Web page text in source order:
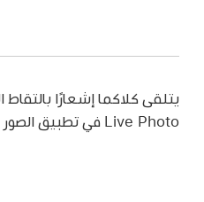
يتلقى كلاكما إشعارًا
Live Photo في تطبيق الصور لديك.